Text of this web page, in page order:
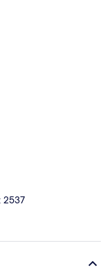
2537